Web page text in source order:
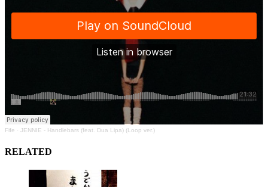
Fife · JENNIE - Handlebars (feat. Dua Lipa) (Loop ver.)
RELATED